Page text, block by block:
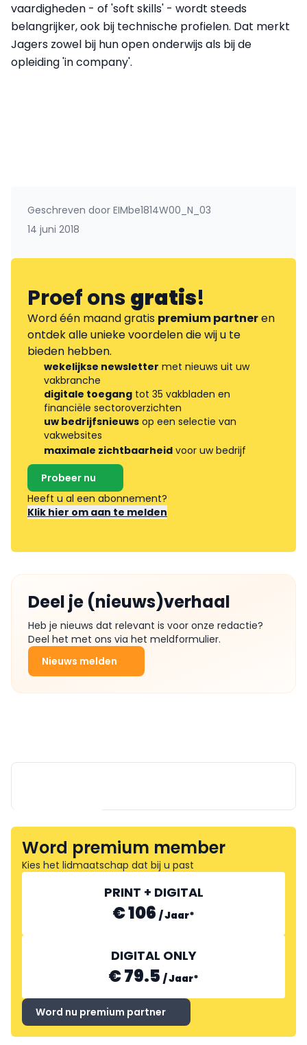
vaardigheden - of 'soft skills' - wordt steeds
belangrijker, ook bij technische profielen. Dat merkt
Jagers zowel bij hun open onderwijs als bij de
opleiding 'in company'.
Geschreven door EIMbe1814W00_N_03
14 juni 2018
Proef onsgratis!
Word één maand gratis premium partneren
ontdek alle unieke voordelen die wij u te
bieden hebben.
wekelijkse newsletter met nieuws uit uw
vakbranche
digitale toegang tot 35 vakbladen en
financiële sectoroverzichten
uw bedrijfsnieuws op een selectie van
vakwebsites
maximale zichtbaarheid voor uw bedrijf
Probeer nu
Heeft u al een abonnement?
Klik hier om aan te melden
Deel je (nieuws)verhaal
Heb je nieuws dat relevant is voor onze redactie?
Deel het met ons via het meldformulier.
Nieuws melden
MAINNOVATION
Word premium member
Kies het lidmaatschap dat bij u past
PRINT + DIGITAL
€ 106 /Jaar*
DIGITAL ONLY
€ 79.5 /Jaar*
Word nu premium partner